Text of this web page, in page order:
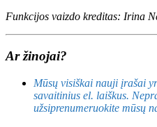
Funkcijos vaizdo kreditas: Irina
Ar žinojai?
Mūsų visiškai nauji įrašai
savaitinius el. laiškus.
užsiprenumeruokite mūsų